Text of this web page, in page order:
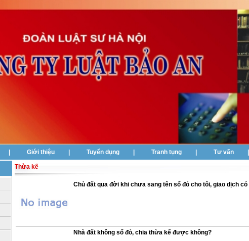
Giới thiệu Tuyển dụng Tranh tụng Tư vấn
Thừa kế
Chủ đất qua đời khi chưa sang tên sổ đỏ cho tôi, giao dịch có
Nhà đất không sổ đỏ, chia thừa kế được không?